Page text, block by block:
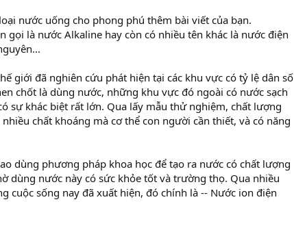
nước uống cho phong phú thêm bài viết của bạn.
là nước Alkaline hay còn có nhiều tên khác là nước điện
giới đã nghiên cứu phát hiện tại các khu vực có tỷ lệ dân số
chốt là dùng nước, những khu vực đó ngoài có nước sạch
sự khác biệt rất lớn. Qua lấy mẫu thử nghiệm, chất lượng
chất khoáng mà cơ thể con người cần thiết, và có năng
dùng phương pháp khoa học để tạo ra nước có chất lượng
dùng nước này có sức khỏe tốt và trường thọ. Qua nhiều
cuộc sống nay đã xuất hiện, đó chính là -- Nước ion điện